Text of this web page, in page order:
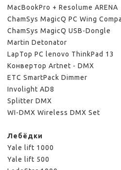
MacBookPro + Resolume ARENA
ChamSys MagicQ PC Wing
ChamSys MagicQ USB-Dongle
Martin Detonator
LapTop PC lenovo ThinkPad 13
Конвертор Artnet - DMX
ETC SmartPack Dimmer
Involight AD8
Splitter DMX
WI-DMX Wireless DMX Set
Лебёдки
Yale lift 1000
Yale lift 500